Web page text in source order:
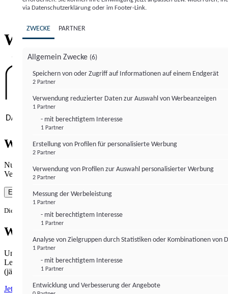
Institutional Money
ImpressumDatenschutzerklärung
Willkommen bei
Wie gewohnt mit Werbung lesen
Nutzen Sie institutional-money.com mit Ihrer Zustimmung zur
Verwendung von Cookies für Webanalyse und Werbemaßnahmen.
Einverstanden
Die Zustimmung ist jederzeit widerrufbar.
Werbefrei lesen
Unabhängiger Journalismus hat seinen Preis.
Lesen Sie institutional-money.com PUR für 33,99€ pro Monat
(jährliche Abrechnung).
Jetzt abonnieren
via Datenschutzerklärung oder im Footer-Link.
ZWECKE PARTNER
Allgemein Zwecke (6)
Speichern von oder Zugriff auf Informationen auf einem Endgerät
2 Partner
Verwendung reduzierter Daten zur Auswahl von Werbeanzeigen
1 Partner
- mit berechtigtem Interesse
1 Partner
Erstellung von Profilen für personalisierte Werbung
2 Partner
Verwendung von Profilen zur Auswahl personalisierter Werbung
2 Partner
Messung der Werbeleistung
1 Partner
- mit berechtigtem Interesse
1 Partner
Analyse von Zielgruppen durch Statistiken oder Kombinationen von
1 Partner
- mit berechtigtem Interesse
1 Partner
Entwicklung und Verbesserung der Angebote